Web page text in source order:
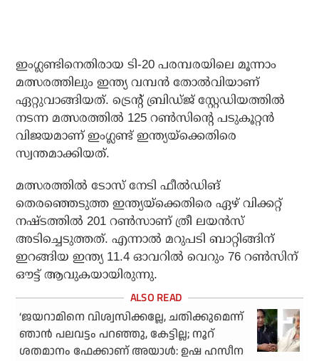
ഇംഗ്ലണ്ടിനെതിരായ ടി-20 പരമ്പരയിലെ മൂന്നാം
മത്സരത്തിലും ഇന്ത്യ വമ്പന്‍ തോല്‍വിയാണ്
ഏറ്റുവാങ്ങിയത്. ട്രെന്റ് ബ്രിഡ്ജ് സ്റ്റേഡിയത്തില്‍
നടന്ന മത്സരത്തില്‍ 125 റണ്‍സിന്റെ പടുകൂറ്റന്‍
വിജയമാണ് ഇംഗ്ലണ്ട് ഇന്ത്യയ്‌ക്കെതിരെ
സ്വന്തമാക്കിയത്.
മത്സരത്തില്‍ ടോസ് നേടി ഫീല്‍ഡിങ്
തെരഞ്ഞെടുത്ത ഇന്ത്യയ്‌ക്കെതിരെ ഏഴ് വിക്കറ്റ്
നഷ്ടത്തില്‍ 201 റണ്‍സാണ് ത്രീ ലയന്‍സ്
അടിച്ചെടുത്തത്. എന്നാല്‍ മറുപടി ബാറ്റിങ്ങിന്
ഇറങ്ങിയ ഇന്ത്യ 11.4 ഓവറില്‍ വെറും 76 റണ്‍സിന്
ഔട്ട് ആവുകയായിരുന്നു.
‘ജയറാമിനെ വിശ്വസിക്കല്ലേ, ചതിക്കുമെന്ന്
ഞാന്‍ പലവട്ടം പറഞ്ഞു, കേട്ടില്ല; നൂറ്
ശതമാനം ഫേക്കാണ് അയാള്‍: ഉഷ ഹസീന